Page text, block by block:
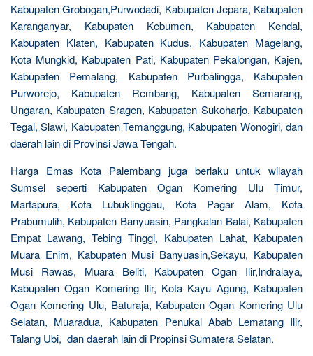
Kabupaten Grobogan,Purwodadi, Kabupaten Jepara, Kabupaten
Karanganyar, Kabupaten Kebumen, Kabupaten Kendal,
Kabupaten Klaten, Kabupaten Kudus, Kabupaten Magelang,
Kota Mungkid, Kabupaten Pati, Kabupaten Pekalongan, Kajen,
Kabupaten Pemalang, Kabupaten Purbalingga, Kabupaten
Purworejo, Kabupaten Rembang, Kabupaten Semarang,
Ungaran, Kabupaten Sragen, Kabupaten Sukoharjo, Kabupaten
Tegal, Slawi, Kabupaten Temanggung, Kabupaten Wonogiri, dan
daerah lain di Provinsi Jawa Tengah.
Harga Emas Kota Palembang juga berlaku untuk wilayah
Sumsel seperti Kabupaten Ogan Komering Ulu Timur,
Martapura, Kota Lubuklinggau, Kota Pagar Alam, Kota
Prabumulih, Kabupaten Banyuasin, Pangkalan Balai, Kabupaten
Empat Lawang, Tebing Tinggi, Kabupaten Lahat, Kabupaten
Muara Enim, Kabupaten Musi Banyuasin,Sekayu, Kabupaten
Musi Rawas, Muara Beliti, Kabupaten Ogan Ilir,Indralaya,
Kabupaten Ogan Komering Ilir, Kota Kayu Agung, Kabupaten
Ogan Komering Ulu, Baturaja, Kabupaten Ogan Komering Ulu
Selatan, Muaradua, Kabupaten Penukal Abab Lematang Ilir,
Talang Ubi, dan daerah lain di Propinsi Sumatera Selatan.